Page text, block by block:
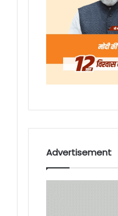
Advertisement